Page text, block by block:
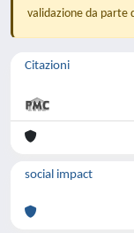
validazione da parte
Citazioni
social impact